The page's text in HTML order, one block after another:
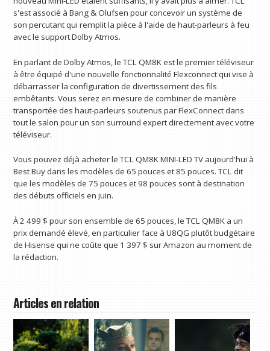
s'est associé à Bang & Olufsen pour concevoir un système de
son percutant qui remplit la pièce à l'aide de haut-parleurs à feu
avec le support Dolby Atmos.
En parlant de Dolby Atmos, le TCL QM8K est le premier téléviseur
à être équipé d'une nouvelle fonctionnalité Flexconnect qui vise à
débarrasser la configuration de divertissement des fils
embêtants. Vous serez en mesure de combiner de manière
transportée des haut-parleurs soutenus par FlexConnect dans
tout le salon pour un son surround expert directement avec votre
téléviseur.
Vous pouvez déjà acheter le TCL QM8K MINI-LED TV aujourd'hui à
Best Buy dans les modèles de 65 pouces et 85 pouces. TCL dit
que les modèles de 75 pouces et 98 pouces sont à destination
des débuts officiels en juin.
À 2 499 $ pour son ensemble de 65 pouces, le TCL QM8K a un
prix demandé élevé, en particulier face à U8QG plutôt budgétaire
de Hisense qui ne coûte que 1 397 $ sur Amazon au moment de
la rédaction.
Articles en relation